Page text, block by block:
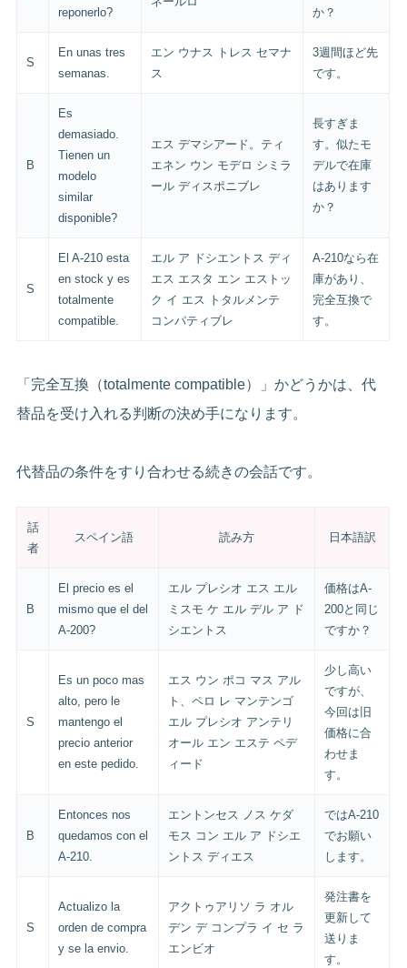
reponerlo?
か？
S
En unas tres
semanas.
エン ウナス トレス セマナ
ス
3週間ほど先
です。
B
Es
demasiado.
Tienen un
modelo
similar
disponible?
エス デマシアード。ティ
エネン ウン モデロ シミラ
ール ディスポニブレ
長すぎま
す。似たモ
デルで在庫
はあります
か？
S
El A-210 esta
en stock y es
totalmente
compatible.
エル ア ドシエントス ディ
エス エスタ エン エストッ
ク イ エス トタルメンテ
コンパティブレ
A-210なら在
庫があり、
完全互換で
す。
「完全互換（totalmente compatible）」かどうかは、代
替品を受け入れる判断の決め手になります。
代替品の条件をすり合わせる続きの会話です。
話
者
スペイン語 読み方 日本語訳
B
El precio es el
mismo que el del
A-200?
エル プレシオ エス エル
ミスモ ケ エル デル ア ド
シエントス
価格はA-
200と同じ
ですか？
S
Es un poco mas
alto, pero le
mantengo el
precio anterior
en este pedido.
エス ウン ポコ マス アル
ト、ペロ レ マンテンゴ
エル プレシオ アンテリ
オール エン エステ ペデ
ィード
少し高い
ですが、
今回は旧
価格に合
わせま
す。
B
Entonces nos
quedamos con el
A-210.
エントンセス ノス ケダ
モス コン エル ア ドシエ
ントス ディエス
ではA-210
でお願い
します。
S
Actualizo la
orden de compra
y se la envio.
アクトゥアリソ ラ オル
デン デ コンプラ イ セ ラ
エンビオ
発注書を
更新して
送りま
す。